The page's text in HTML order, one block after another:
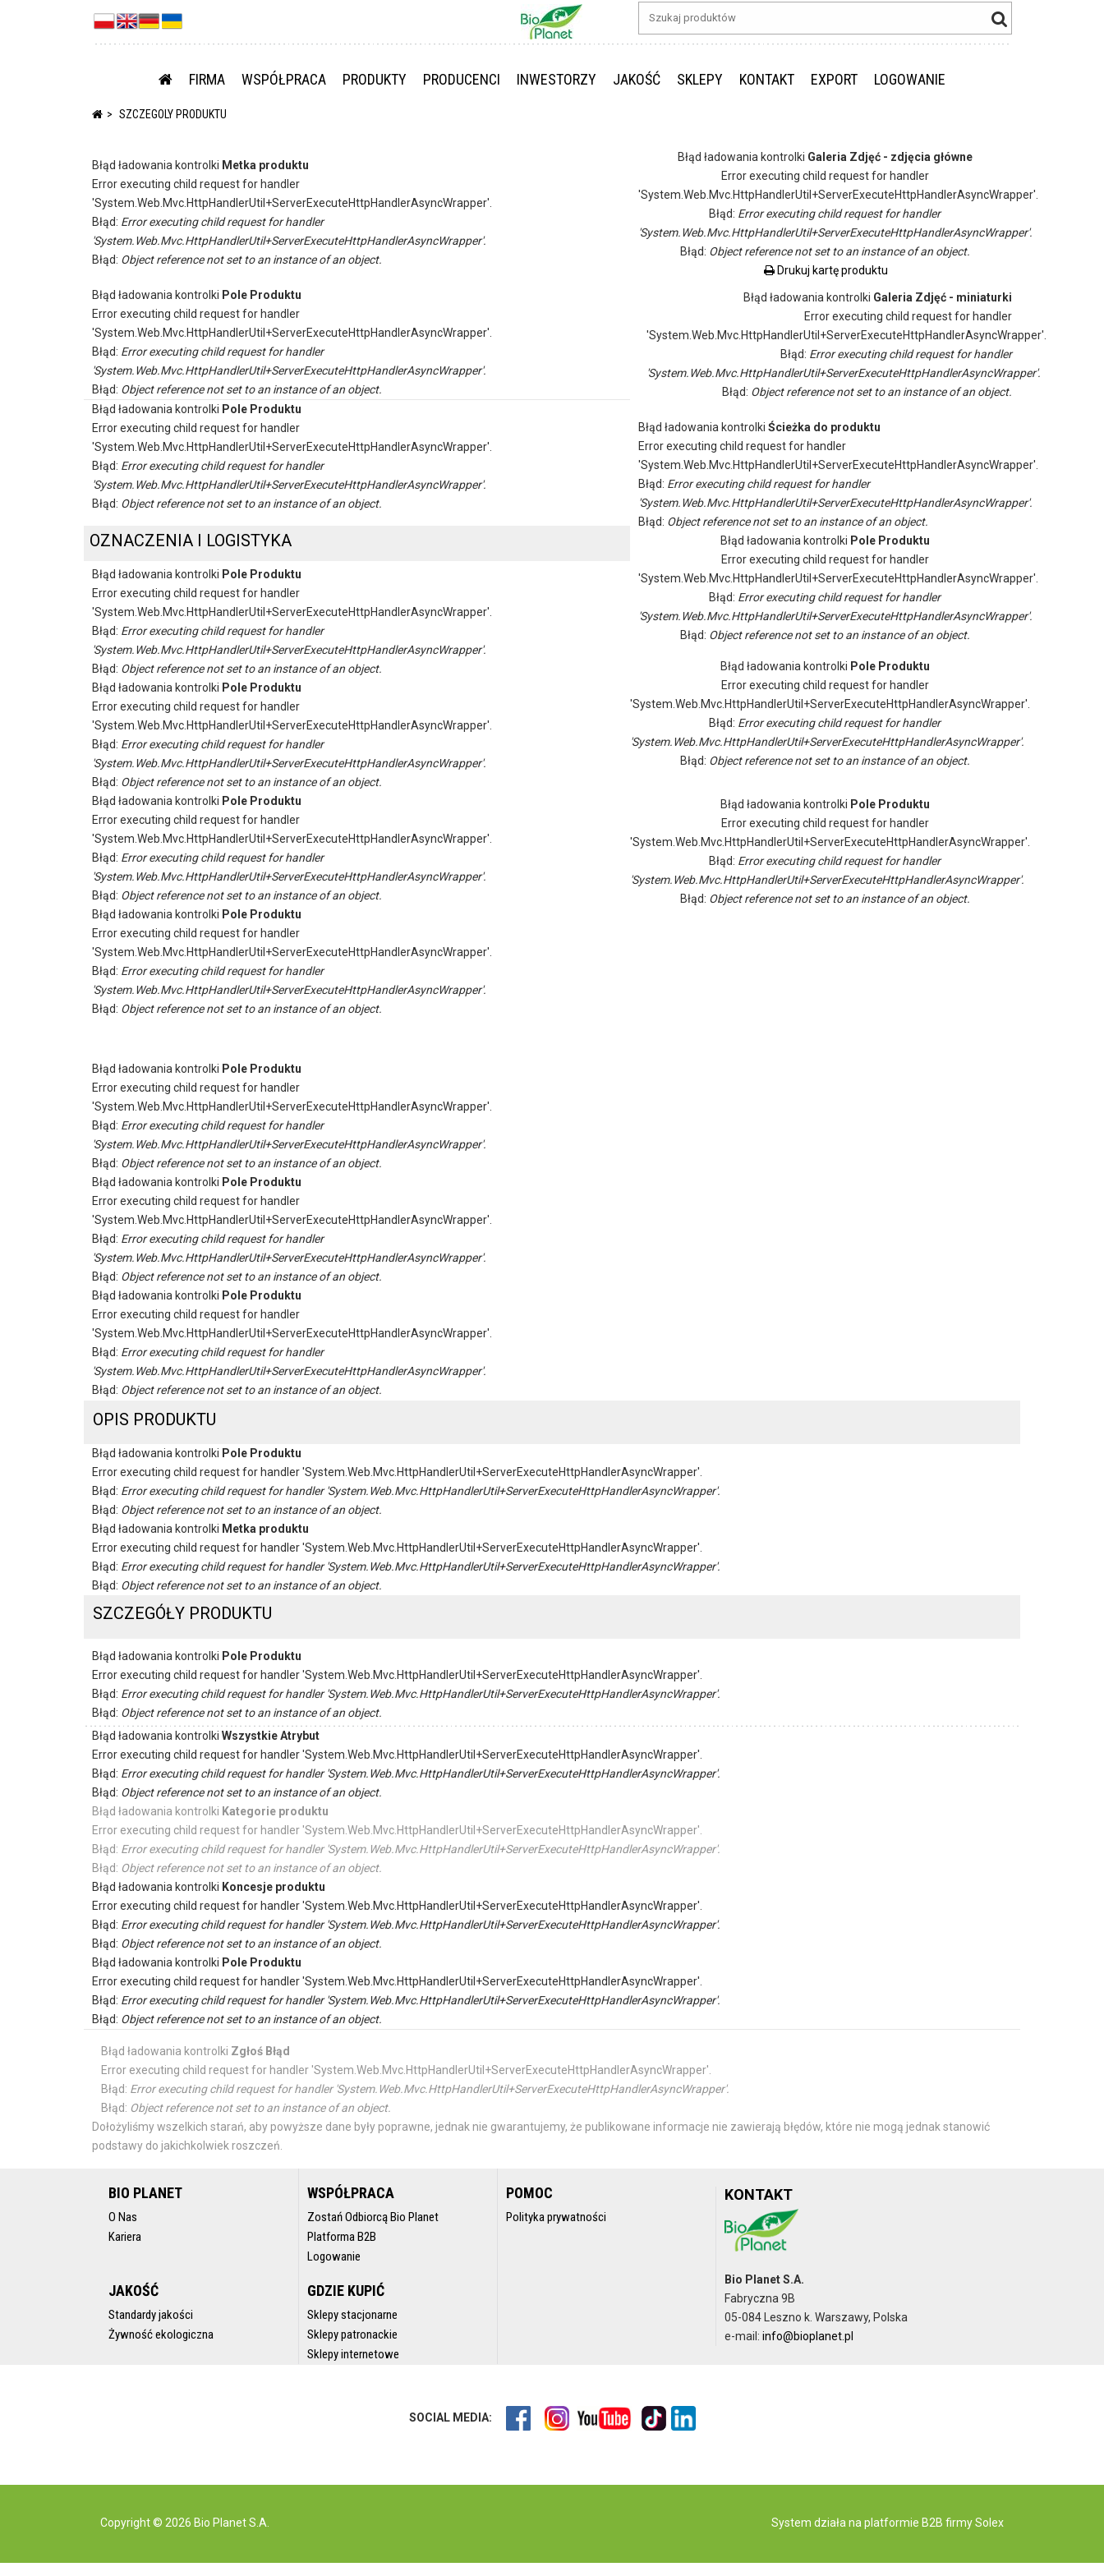
FIRMA WSPÓŁPRACA PRODUKTY PRODUCENCI INWESTORZY JAKOŚĆ SKLEPY KONTAKT EXPORT LOGOWANIE
SZCZEGOLY PRODUKTU
Błąd ładowania kontrolki Metka produktu
Error executing child request for handler
'System.Web.Mvc.HttpHandlerUtil+ServerExecuteHttpHandlerAsyncWrapper'.
Błąd: Error executing child request for handler
'System.Web.Mvc.HttpHandlerUtil+ServerExecuteHttpHandlerAsyncWrapper'.
Błąd: Object reference not set to an instance of an object.
Błąd ładowania kontrolki Pole Produktu
Error executing child request for handler
'System.Web.Mvc.HttpHandlerUtil+ServerExecuteHttpHandlerAsyncWrapper'.
Błąd: Error executing child request for handler
'System.Web.Mvc.HttpHandlerUtil+ServerExecuteHttpHandlerAsyncWrapper'.
Błąd: Object reference not set to an instance of an object.
Błąd ładowania kontrolki Pole Produktu
Error executing child request for handler
'System.Web.Mvc.HttpHandlerUtil+ServerExecuteHttpHandlerAsyncWrapper'.
Błąd: Error executing child request for handler
'System.Web.Mvc.HttpHandlerUtil+ServerExecuteHttpHandlerAsyncWrapper'.
Błąd: Object reference not set to an instance of an object.
OZNACZENIA I LOGISTYKA
Błąd ładowania kontrolki Pole Produktu
Error executing child request for handler
'System.Web.Mvc.HttpHandlerUtil+ServerExecuteHttpHandlerAsyncWrapper'.
Błąd: Error executing child request for handler
'System.Web.Mvc.HttpHandlerUtil+ServerExecuteHttpHandlerAsyncWrapper'.
Błąd: Object reference not set to an instance of an object.
Błąd ładowania kontrolki Pole Produktu
Error executing child request for handler
'System.Web.Mvc.HttpHandlerUtil+ServerExecuteHttpHandlerAsyncWrapper'.
Błąd: Error executing child request for handler
'System.Web.Mvc.HttpHandlerUtil+ServerExecuteHttpHandlerAsyncWrapper'.
Błąd: Object reference not set to an instance of an object.
Błąd ładowania kontrolki Pole Produktu
Error executing child request for handler
'System.Web.Mvc.HttpHandlerUtil+ServerExecuteHttpHandlerAsyncWrapper'.
Błąd: Error executing child request for handler
'System.Web.Mvc.HttpHandlerUtil+ServerExecuteHttpHandlerAsyncWrapper'.
Błąd: Object reference not set to an instance of an object.
Błąd ładowania kontrolki Pole Produktu
Error executing child request for handler
'System.Web.Mvc.HttpHandlerUtil+ServerExecuteHttpHandlerAsyncWrapper'.
Błąd: Error executing child request for handler
'System.Web.Mvc.HttpHandlerUtil+ServerExecuteHttpHandlerAsyncWrapper'.
Błąd: Object reference not set to an instance of an object.
Błąd ładowania kontrolki Pole Produktu
Error executing child request for handler
'System.Web.Mvc.HttpHandlerUtil+ServerExecuteHttpHandlerAsyncWrapper'.
Błąd: Error executing child request for handler
'System.Web.Mvc.HttpHandlerUtil+ServerExecuteHttpHandlerAsyncWrapper'.
Błąd: Object reference not set to an instance of an object.
Błąd ładowania kontrolki Pole Produktu
Error executing child request for handler
'System.Web.Mvc.HttpHandlerUtil+ServerExecuteHttpHandlerAsyncWrapper'.
Błąd: Error executing child request for handler
'System.Web.Mvc.HttpHandlerUtil+ServerExecuteHttpHandlerAsyncWrapper'.
Błąd: Object reference not set to an instance of an object.
Błąd ładowania kontrolki Pole Produktu
Error executing child request for handler
'System.Web.Mvc.HttpHandlerUtil+ServerExecuteHttpHandlerAsyncWrapper'.
Błąd: Error executing child request for handler
'System.Web.Mvc.HttpHandlerUtil+ServerExecuteHttpHandlerAsyncWrapper'.
Błąd: Object reference not set to an instance of an object.
Błąd ładowania kontrolki Galeria Zdjęć - zdjęcia główne
Error executing child request for handler
'System.Web.Mvc.HttpHandlerUtil+ServerExecuteHttpHandlerAsyncWrapper'.
Błąd: Error executing child request for handler
'System.Web.Mvc.HttpHandlerUtil+ServerExecuteHttpHandlerAsyncWrapper'.
Błąd: Object reference not set to an instance of an object.
Drukuj kartę produktu
Błąd ładowania kontrolki Galeria Zdjęć - miniaturki
Error executing child request for handler
'System.Web.Mvc.HttpHandlerUtil+ServerExecuteHttpHandlerAsyncWrapper'.
Błąd: Error executing child request for handler
'System.Web.Mvc.HttpHandlerUtil+ServerExecuteHttpHandlerAsyncWrapper'.
Błąd: Object reference not set to an instance of an object.
Błąd ładowania kontrolki Ścieżka do produktu
Error executing child request for handler
'System.Web.Mvc.HttpHandlerUtil+ServerExecuteHttpHandlerAsyncWrapper'.
Błąd: Error executing child request for handler
'System.Web.Mvc.HttpHandlerUtil+ServerExecuteHttpHandlerAsyncWrapper'.
Błąd: Object reference not set to an instance of an object.
Błąd ładowania kontrolki Pole Produktu
Error executing child request for handler
'System.Web.Mvc.HttpHandlerUtil+ServerExecuteHttpHandlerAsyncWrapper'.
Błąd: Error executing child request for handler
'System.Web.Mvc.HttpHandlerUtil+ServerExecuteHttpHandlerAsyncWrapper'.
Błąd: Object reference not set to an instance of an object.
Błąd ładowania kontrolki Pole Produktu
Error executing child request for handler
'System.Web.Mvc.HttpHandlerUtil+ServerExecuteHttpHandlerAsyncWrapper'.
Błąd: Error executing child request for handler
'System.Web.Mvc.HttpHandlerUtil+ServerExecuteHttpHandlerAsyncWrapper'.
Błąd: Object reference not set to an instance of an object.
Błąd ładowania kontrolki Pole Produktu
Error executing child request for handler
'System.Web.Mvc.HttpHandlerUtil+ServerExecuteHttpHandlerAsyncWrapper'.
Błąd: Error executing child request for handler
'System.Web.Mvc.HttpHandlerUtil+ServerExecuteHttpHandlerAsyncWrapper'.
Błąd: Object reference not set to an instance of an object.
OPIS PRODUKTU
Błąd ładowania kontrolki Pole Produktu
Error executing child request for handler 'System.Web.Mvc.HttpHandlerUtil+ServerExecuteHttpHandlerAsyncWrapper'.
Błąd: Error executing child request for handler 'System.Web.Mvc.HttpHandlerUtil+ServerExecuteHttpHandlerAsyncWrapper'.
Błąd: Object reference not set to an instance of an object.
Błąd ładowania kontrolki Metka produktu
Error executing child request for handler 'System.Web.Mvc.HttpHandlerUtil+ServerExecuteHttpHandlerAsyncWrapper'.
Błąd: Error executing child request for handler 'System.Web.Mvc.HttpHandlerUtil+ServerExecuteHttpHandlerAsyncWrapper'.
Błąd: Object reference not set to an instance of an object.
SZCZEGÓŁY PRODUKTU
Błąd ładowania kontrolki Pole Produktu
Error executing child request for handler 'System.Web.Mvc.HttpHandlerUtil+ServerExecuteHttpHandlerAsyncWrapper'.
Błąd: Error executing child request for handler 'System.Web.Mvc.HttpHandlerUtil+ServerExecuteHttpHandlerAsyncWrapper'.
Błąd: Object reference not set to an instance of an object.
Błąd ładowania kontrolki Wszystkie Atrybut
Error executing child request for handler 'System.Web.Mvc.HttpHandlerUtil+ServerExecuteHttpHandlerAsyncWrapper'.
Błąd: Error executing child request for handler 'System.Web.Mvc.HttpHandlerUtil+ServerExecuteHttpHandlerAsyncWrapper'.
Błąd: Object reference not set to an instance of an object.
Błąd ładowania kontrolki Kategorie produktu
Error executing child request for handler 'System.Web.Mvc.HttpHandlerUtil+ServerExecuteHttpHandlerAsyncWrapper'.
Błąd: Error executing child request for handler 'System.Web.Mvc.HttpHandlerUtil+ServerExecuteHttpHandlerAsyncWrapper'.
Błąd: Object reference not set to an instance of an object.
Błąd ładowania kontrolki Koncesje produktu
Error executing child request for handler 'System.Web.Mvc.HttpHandlerUtil+ServerExecuteHttpHandlerAsyncWrapper'.
Błąd: Error executing child request for handler 'System.Web.Mvc.HttpHandlerUtil+ServerExecuteHttpHandlerAsyncWrapper'.
Błąd: Object reference not set to an instance of an object.
Błąd ładowania kontrolki Pole Produktu
Error executing child request for handler 'System.Web.Mvc.HttpHandlerUtil+ServerExecuteHttpHandlerAsyncWrapper'.
Błąd: Error executing child request for handler 'System.Web.Mvc.HttpHandlerUtil+ServerExecuteHttpHandlerAsyncWrapper'.
Błąd: Object reference not set to an instance of an object.
Błąd ładowania kontrolki Zgłoś Błąd
Error executing child request for handler 'System.Web.Mvc.HttpHandlerUtil+ServerExecuteHttpHandlerAsyncWrapper'.
Błąd: Error executing child request for handler 'System.Web.Mvc.HttpHandlerUtil+ServerExecuteHttpHandlerAsyncWrapper'.
Błąd: Object reference not set to an instance of an object.
Dołożyliśmy wszelkich starań, aby powyższe dane były poprawne, jednak nie gwarantujemy, że publikowane informacje nie zawierają błędów, które nie mogą jednak stanowić
podstawy do jakichkolwiek roszczeń.
BIO PLANET
O Nas
Kariera
WSPÓŁPRACA
Zostań Odbiorcą Bio Planet
Platforma B2B
Logowanie
POMOC
Polityka prywatności
JAKOŚĆ
Standardy jakości
Żywność ekologiczna
GDZIE KUPIĆ
Sklepy stacjonarne
Sklepy patronackie
Sklepy internetowe
KONTAKT
Bio Planet S.A.
Fabryczna 9B
05-084 Leszno k. Warszawy, Polska
e-mail:info@bioplanet.pl
SOCIAL MEDIA:
Copyright © 2026 Bio Planet S.A. System działa na platformie B2B firmy Solex